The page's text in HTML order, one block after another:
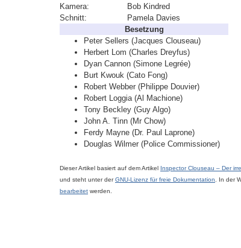
Kamera:
Bob Kindred
Schnitt:
Pamela Davies
Besetzung
Peter Sellers (Jacques Clouseau)
Herbert Lom (Charles Dreyfus)
Dyan Cannon (Simone Legrée)
Burt Kwouk (Cato Fong)
Robert Webber (Philippe Douvier)
Robert Loggia (Al Machione)
Tony Beckley (Guy Algo)
John A. Tinn (Mr Chow)
Ferdy Mayne (Dr. Paul Laprone)
Douglas Wilmer (Police Commissioner)
Dieser Artikel basiert auf dem Artikel Inspector Clouseau – Der
und steht unter derGNU-Lizenz für freie Dokumentation . In der
bearbeitet werden.